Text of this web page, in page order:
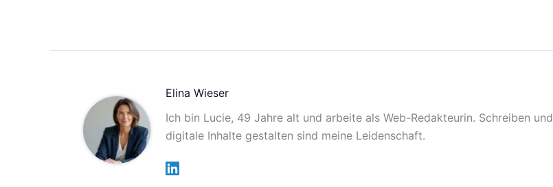
Elina Wieser
Ich bin Lucie, 49 Jahre alt und arbeite als Web-Redakteurin. Schreiben und
digitale Inhalte gestalten sind meine Leidenschaft.